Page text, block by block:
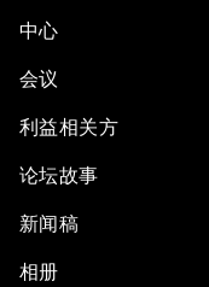
中心
会议
利益相关方
论坛故事
新闻稿
相册